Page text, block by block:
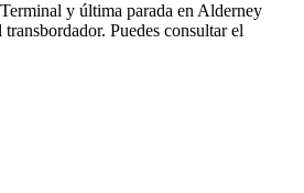
y última parada en Alderney
Puedes consultar el